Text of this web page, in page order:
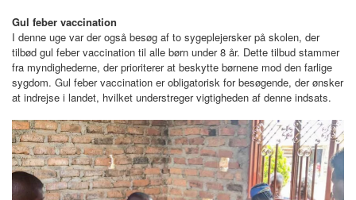
Gul feber vaccination
I denne uge var der også besøg af to sygeplejersker på skolen, der
tilbød gul feber vaccination til alle børn under 8 år. Dette tilbud stammer
fra myndighederne, der prioriterer at beskytte børnene mod den farlige
sygdom. Gul feber vaccination er obligatorisk for besøgende, der ønsker
at indrejse i landet, hvilket understreger vigtigheden af denne indsats.